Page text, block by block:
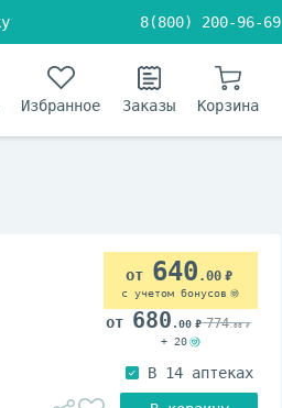
8(800) 200-96-69
Избранное Заказы Корзина
640 .00
с учетом бонусов
680 .00 774.00
+ 20